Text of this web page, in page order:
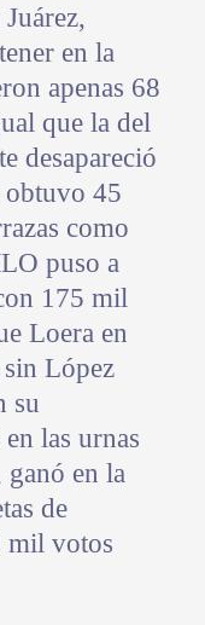
en la
apenas 68
que la del
desapareció
obtuvo 45
como
puso a
175 mil
Loera en
López
su
las urnas
ganó en la
de
mil votos